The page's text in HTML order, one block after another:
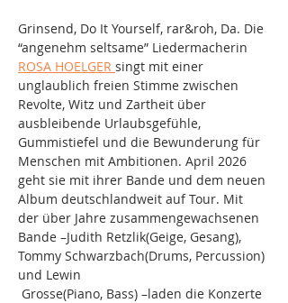
Grinsend, Do It Yourself, rar&roh, Da. Die
“angenehm seltsame” Liedermacherin
ROSA HOELGER singt mit einer
unglaublich freien Stimme zwischen
Revolte, Witz und Zartheit über
ausbleibende Urlaubsgefühle,
Gummistiefel und die Bewunderung für
Menschen mit Ambitionen. April 2026
geht sie mit ihrer Bande und dem neuen
Album deutschlandweit auf Tour. Mit
der über Jahre zusammengewachsenen
Bande –Judith Retzlik(Geige, Gesang),
Tommy Schwarzbach(Drums, Percussion)
und Lewin